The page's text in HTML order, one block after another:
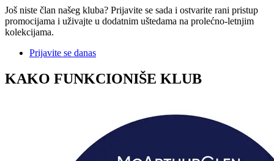
Još niste član našeg kluba? Prijavite se sada i ostvarite rani pristup
promocijama i uživajte u dodatnim uštedama na prolećno-letnjim
kolekcijama.
Prijavite se danas
KAKO FUNKCIONIŠE KLUB